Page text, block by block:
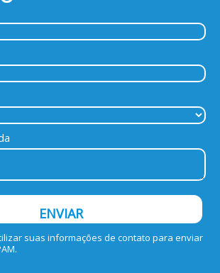
ENVIAR
suas informações de contato para enviar